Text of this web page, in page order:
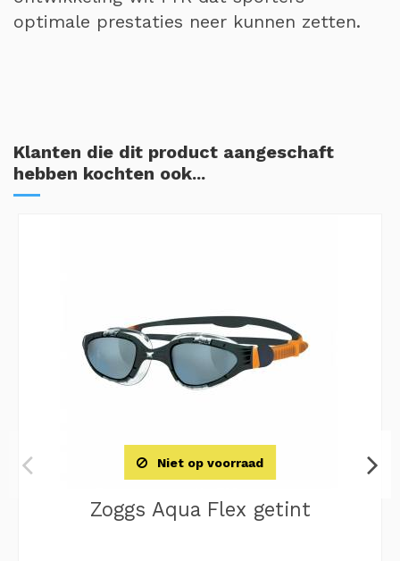
optimale prestaties neer kunnen zetten.
Klanten die dit product aangeschaft
hebben kochten ook...
Niet op voorraad
Zoggs Aqua Flex getint